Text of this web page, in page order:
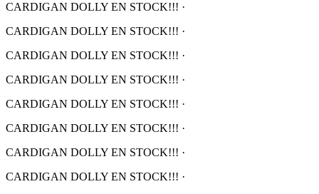
CARDIGAN DOLLY EN STOCK!!! ·
CARDIGAN DOLLY EN STOCK!!! ·
CARDIGAN DOLLY EN STOCK!!! ·
CARDIGAN DOLLY EN STOCK!!! ·
CARDIGAN DOLLY EN STOCK!!! ·
CARDIGAN DOLLY EN STOCK!!! ·
CARDIGAN DOLLY EN STOCK!!! ·
CARDIGAN DOLLY EN STOCK!!! ·